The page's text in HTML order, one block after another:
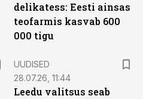
delikatess: Eesti ainsas
teofarmis kasvab 600
000 tigu
UUDISED
28.07.26, 11:44
Leedu valitsus seab